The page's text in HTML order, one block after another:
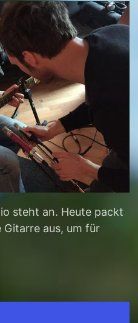
steht an. Heute packt
Gitarre aus, um für